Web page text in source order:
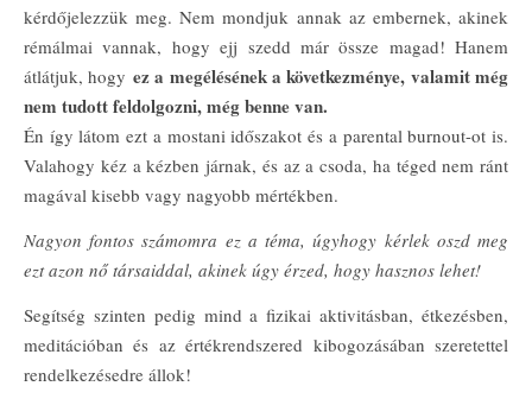
kérdőjelezzük meg. Nem mondjuk annak az embernek, akinek
rémálmai vannak, hogy ejj szedd már össze magad! Hanem
átlátjuk, hogy ez a megélésének a következménye, valamit még
nem tudott feldolgozni, még benne van.
Én így látom ezt a mostani időszakot és a parental burnout-ot is.
Valahogy kéz a kézben járnak, és az a csoda, ha téged nem ránt
magával kisebb vagy nagyobb mértékben.
Nagyon fontos számomra ez a téma, úgyhogy kérlek oszd meg
ezt azon nő társaiddal, akinek úgy érzed, hogy hasznos lehet!
Segítség szinten pedig mind a fizikai aktivitásban, étkezésben,
meditációban és az értékrendszered kibogozásában szeretettel
rendelkezésedre állok!